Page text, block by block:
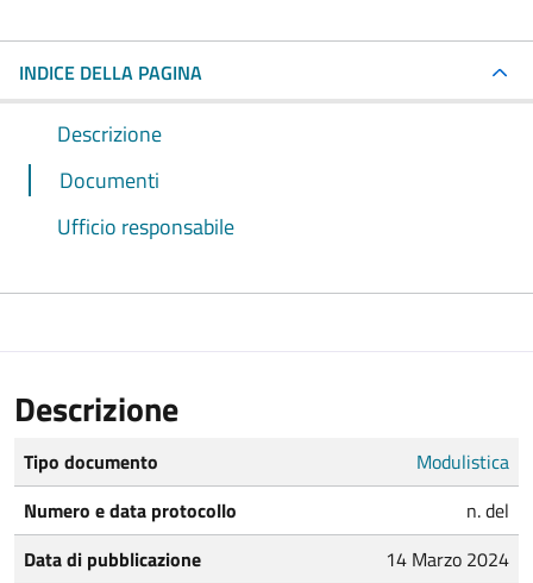
INDICE DELLA PAGINA
Descrizione
Documenti
Ufficio responsabile
Descrizione
Tipo documento
Modulistica
Numero e data protocollo
n. del
Data di pubblicazione
14 Marzo 2024